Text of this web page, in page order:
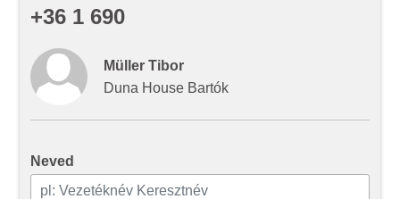
adatokkal, amelyeket Ön adott meg számukra vagy az
+36 1 690
Müller Tibor
Duna House Bartók
Neved